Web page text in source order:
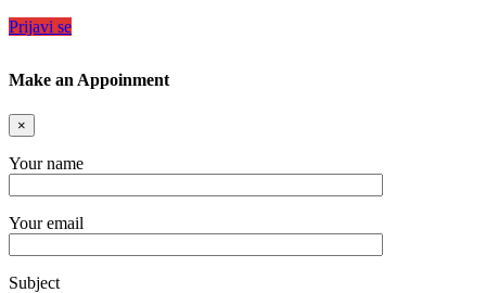
Prijavi se
Make an Appoinment
×
Your name
Your email
Subject